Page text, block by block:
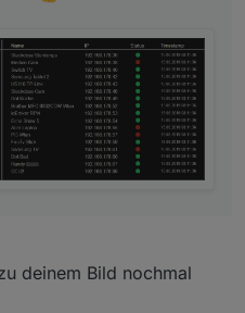
deinem Bild nochmal